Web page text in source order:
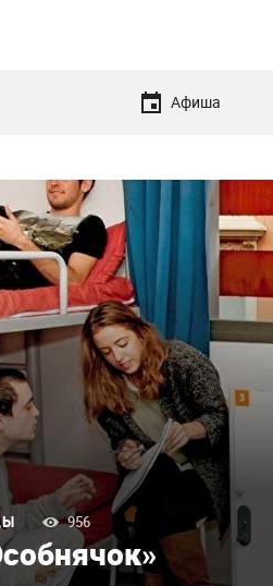
Афиша
956